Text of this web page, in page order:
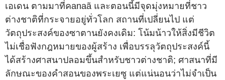
เอเดน ตามมาที่คanaã และตอนนี้มีจุดมุ่งหมายที่ชาว
ต่างชาติที่กระจายอยู่ทั่วโลก สถานที่เปลี่ยนไป แต่
วัตถุประสงค์ของซาตานยังคงเดิม: โน้มน้าวให้สิ่งมีชีวิต
ไม่เชื่อฟังกฎหมายของผู้สร้าง เพื่อบรรลุวัตถุประสงค์นี้
ได้สร้างศาสนาปลอมขึ้นสำหรับชาวต่างชาติ; ศาสนาที่มี
ลักษณะของคำสอนของพระเยซู แต่แน่นอนว่าไม่จำเป็น